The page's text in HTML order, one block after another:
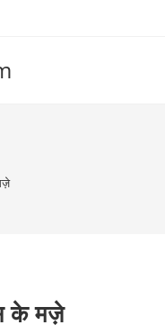
के मज़े